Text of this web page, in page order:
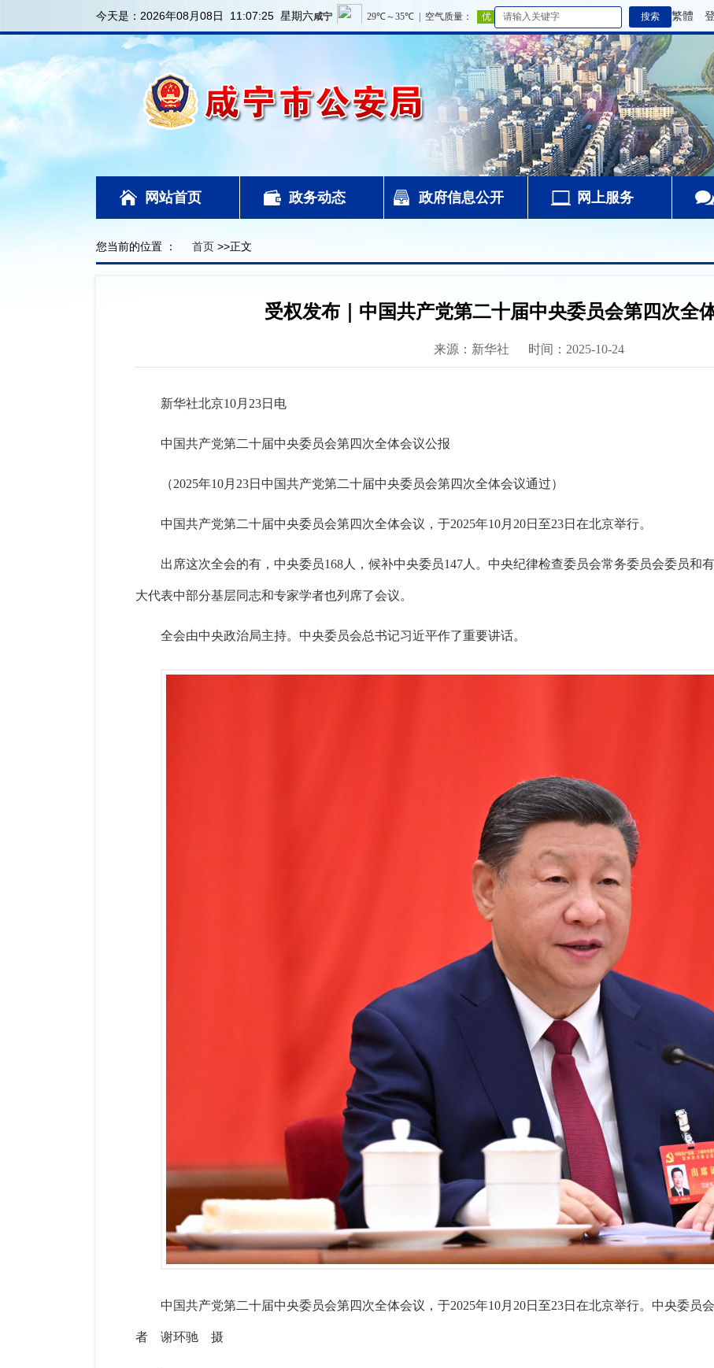
今天是： 2026年08月08日 11:07:27 星期六 繁體
网站首页 政务动态 政府信息公开 网上服务
您当前的位置 ： 首页 >>正文
受权发布｜中国共产党第二十届中央委员会第四次全
来源：新华社 时间：2025-10-24
新华社北京10月23日电
中国共产党第二十届中央委员会第四次全体会议公报
（2025年10月23日中国共产党第二十届中央委员会第四次全体会议通过）
中国共产党第二十届中央委员会第四次全体会议，于2025年10月20日至23日在北京举行。
出席这次全会的有，中央委员168人，候补中央委员147人。中央纪律检查委员会常务委员会委员和
大代表中部分基层同志和专家学者也列席了会议。
全会由中央政治局主持。中央委员会总书记习近平作了重要讲话。
中国共产党第二十届中央委员会第四次全体会议，于2025年10月20日至23日在北京举行。中央委员
者 谢环驰 摄